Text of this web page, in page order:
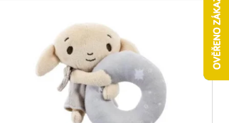
Následující